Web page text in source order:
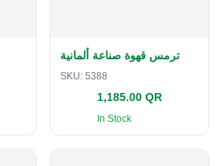
ترمس قهوة صناعة ألمانية
SKU: 5388
1,185.00 QR
In Stock